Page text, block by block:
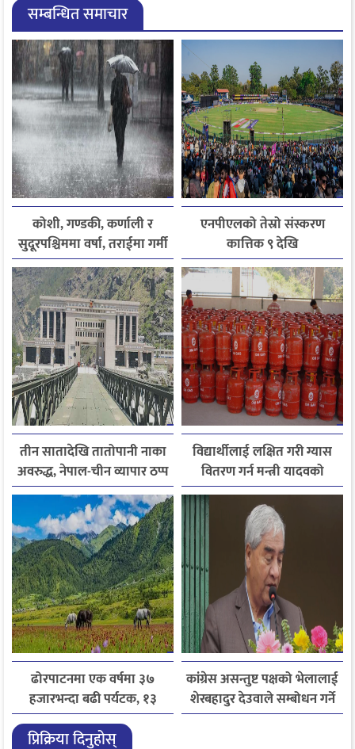
सम्बन्धित समाचार
कोशी, गण्डकी, कर्णाली र
सुदूरपश्चिममा वर्षा, तराईमा गर्मी
बढ्ने अनुमान
एनपीएलको तेस्रो संस्करण
कात्तिक ९ देखि
तीन सातादेखि तातोपानी नाका
अवरुद्ध, नेपाल-चीन व्यापार ठप्प
विद्यार्थीलाई लक्षित गरी ग्यास
वितरण गर्न मन्त्री यादवको
निर्देशन
ढोरपाटनमा एक वर्षमा ३७
हजारभन्दा बढी पर्यटक, १३
हजारले बढ्यो आगमन
कांग्रेस असन्तुष्ट पक्षको भेलालाई
शेरबहादुर देउवाले सम्बोधन गर्ने
प्रिक्रिया दिनुहोस्